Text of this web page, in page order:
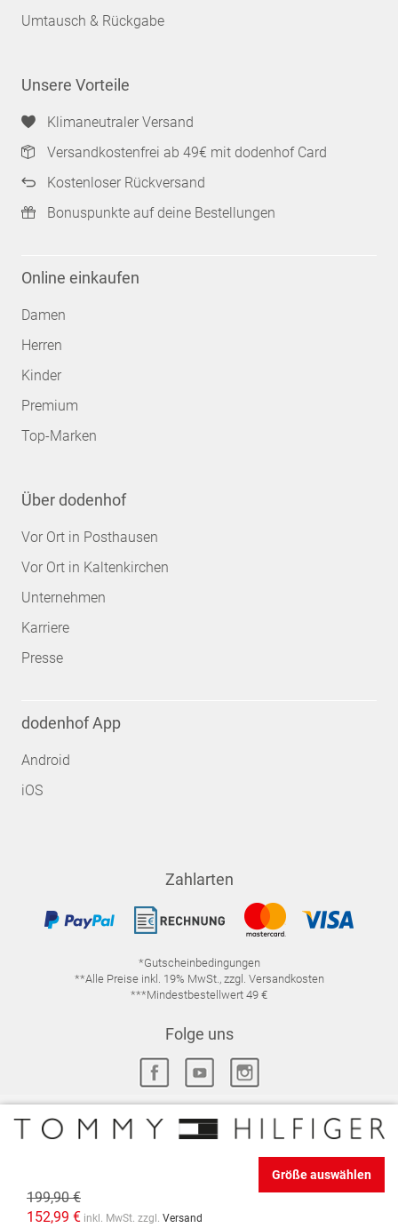
199,90 €
152,99 € inkl. MwSt. zzgl. Versand
Größe auswählen
Umtausch & Rückgabe
Unsere Vorteile
Klimaneutraler Versand
Versandkostenfrei ab 49€ mit dodenhof Card
Kostenloser Rückversand
Bonuspunkte auf deine Bestellungen
Online einkaufen
Damen
Herren
Kinder
Premium
Top-Marken
Über dodenhof
Vor Ort in Posthausen
Vor Ort in Kaltenkirchen
Unternehmen
Karriere
Presse
dodenhof App
Android
iOS
Zahlarten
*Gutscheinbedingungen
**Alle Preise inkl. 19% MwSt., zzgl. Versandkosten
***Mindestbestellwert 49 €
Folge uns
DATENSCHUTZ-EINSTELLUNGEN
WIDERRUFSRECHT
VERTRAG WIDERRUFEN
AGB